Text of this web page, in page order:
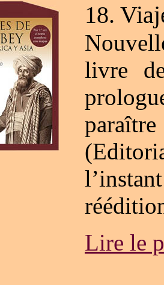
18.
livre
Lire le